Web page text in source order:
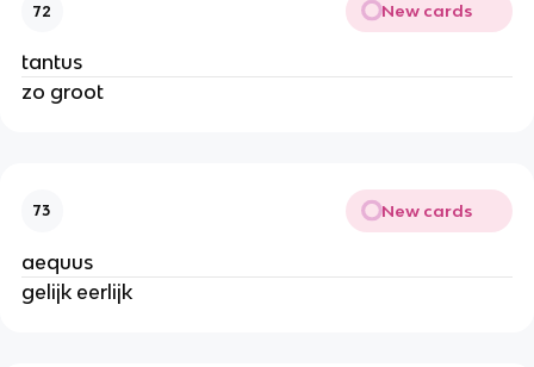
72 New cards
tantus
zo groot
73 New cards
aequus
gelijk eerlijk